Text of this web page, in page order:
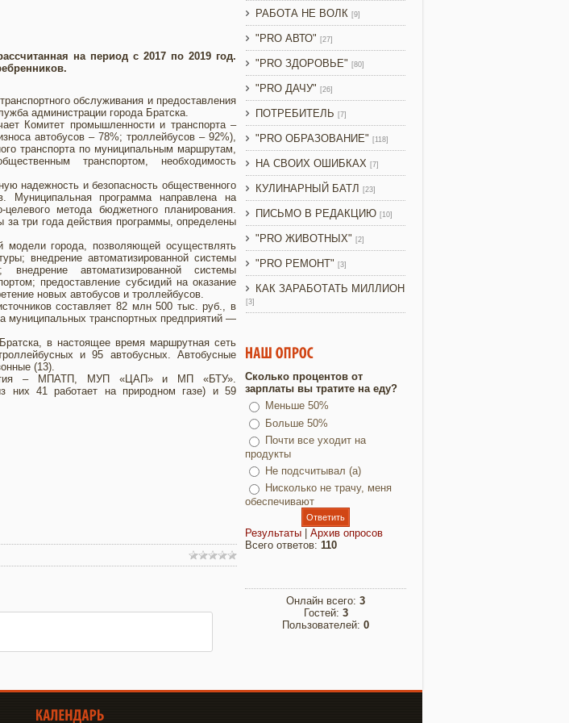
на период с 2017 по 2019 год.
обслуживания и предоставления
администрации города Братска.
Комитет промышленности и транспорта –
автобусов – 78%; троллейбусов – 92%),
транспорта по муниципальным маршрутам,
транспортом, необходимость
надежность и безопасность общественного
Муниципальная программа направлена на
метода бюджетного планирования.
за три года действия программы, определены
модели города, позволяющей осуществлять
внедрение автоматизированной системы
автоматизированной системы
предоставление субсидий на оказание
новых автобусов и троллейбусов.
составляет 82 млн 500 тыс. руб., в
муниципальных транспортных предприятий —
в настоящее время маршрутная сеть
и 95 автобусных. Автобусные
(13).
– МПАТП, МУП «ЦАП» и МП «БТУ».
них 41 работает на природном газе) и 59
РАБОТА НЕ ВОЛК [9]
"PRO АВТО" [27]
"PRO ЗДОРОВЬЕ" [80]
"PRO ДАЧУ" [26]
ПОТРЕБИТЕЛЬ [7]
"PRO ОБРАЗОВАНИЕ" [118]
НА СВОИХ ОШИБКАХ [7]
КУЛИНАРНЫЙ БАТЛ [23]
ПИСЬМО В РЕДАКЦИЮ [10]
"PRO ЖИВОТНЫХ" [2]
"PRO РЕМОНТ" [3]
КАК ЗАРАБОТАТЬ МИЛЛИОН
[3]
Сколько процентов от
зарплаты вы тратите на еду?
Меньше 50%
Больше 50%
Почти все уходит на
продукты
Не подсчитывал (а)
Нисколько не трачу, меня
обеспечивают
Результаты
Архив опросов
Всего ответов: 110
Онлайн всего: 3
Гостей: 3
Пользователей: 0